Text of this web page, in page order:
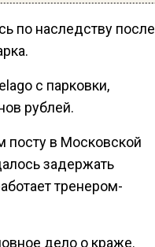
по наследству после
с парковки,
рублей.
в Московской
задержать
тренером-
дело о краже.